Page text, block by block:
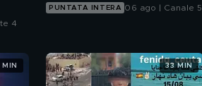
4
PUNTATA INTERA 06 ago | Canale 5
33 MIN